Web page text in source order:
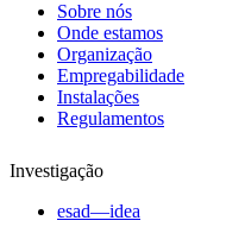
Sobre nós
Onde estamos
Organização
Empregabilidade
Instalações
Regulamentos
Investigação
esad—idea